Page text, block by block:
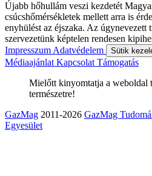
Újabb hőhullám veszi kezdetét
csúcshőmérsékletek mellett arra is
enyhülést az éjszaka. Az úgynevezett
szervezetünk képtelen rendesen
Impresszum Adatvédelem Sütik
Médiaajánlat Kapcsolat Támogatás
Mielőtt kinyomtatja a weboldal
természetre!
GazMag 2011-2026 GazMag
Egyesület